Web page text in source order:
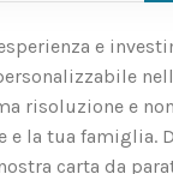
e
risoluzione e
la tua famiglia.
carta da